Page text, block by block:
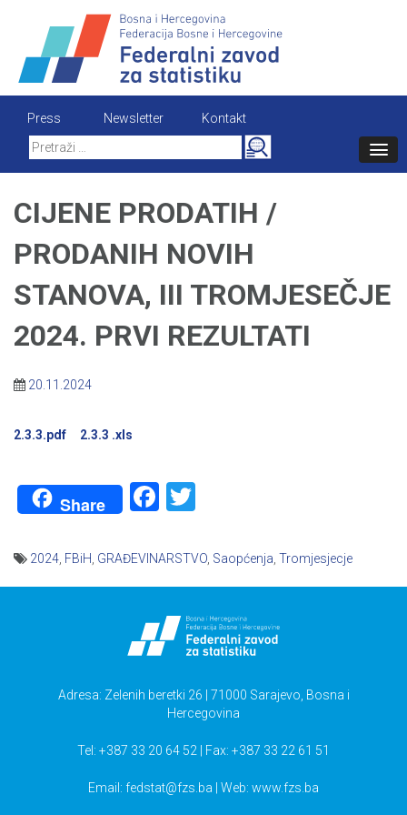
content
Press Newsletter
Kontakt
Search
for:
CIJENE PRODATIH /
PRODANIH NOVIH
STANOVA, III TROMJESEČJE
2024. PRVI REZULTATI
20.11.2024
2.3.3.pdf 2.3.3 .xls
Share Facebook
2024 FBiH GRAĐEVINARSTVO Saopćenja Tromjesjecje
Adresa: Zelenih beretki 26 | 71000 Sarajevo, Bosna i
Hercegovina
Tel: +387 33 20 64 52 | Fax: +387 33 22 61 51
Email: fedstat@fzs.ba | Web: www.fzs.ba